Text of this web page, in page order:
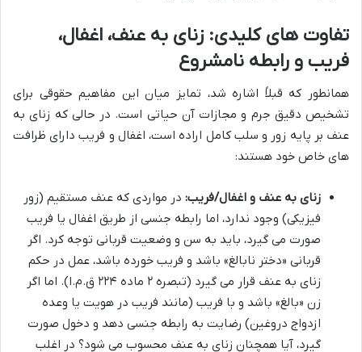
تفاوت های کلیدی: زنای به عنف، اغفال،
فریب و رابطه نامشروع
همانطور که قبلاً اشاره شد، تمایز میان این مفاهیم حقوقی برای
تشخیص دقیق جرم و مجازات آن حیاتی است. در حالی که زنای به
عنف بر پایه زور و سلب کامل اراده است، اغفال و فریب دارای ظرافت
های خاص خود هستند:
زنای به عنف و اغفال/فریب: در مواردی که عنف مستقیم (زور
فیزیکی) وجود ندارد، اما رابطه جنسی از طریق اغفال یا فریب
صورت می گیرد، باید به سن و وضعیت قربانی توجه کرد. اگر
قربانی «دختر نابالغ» باشد و فریب خورده باشد، عمل در حکم
زنای به عنف قرار می گیرد (تبصره ۲ ماده ۲۲۴ ق.م.ا). اما اگر
زن «بالغ» باشد و با فریب (مانند فریب در هویت یا وعده
ازدواج دروغین) رضایت به رابطه جنسی دهد و دخول صورت
گیرد، آیا همچنان زنای به عنف محسوب می شود؟ در اغلب